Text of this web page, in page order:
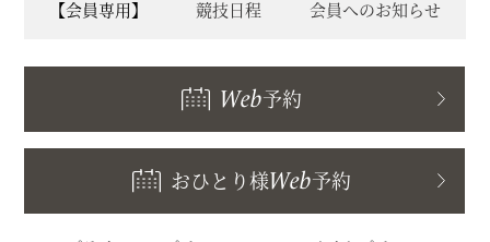
【会員専用】 競技日程 会員へのお知らせ
Web予約
おひとり様Web予約